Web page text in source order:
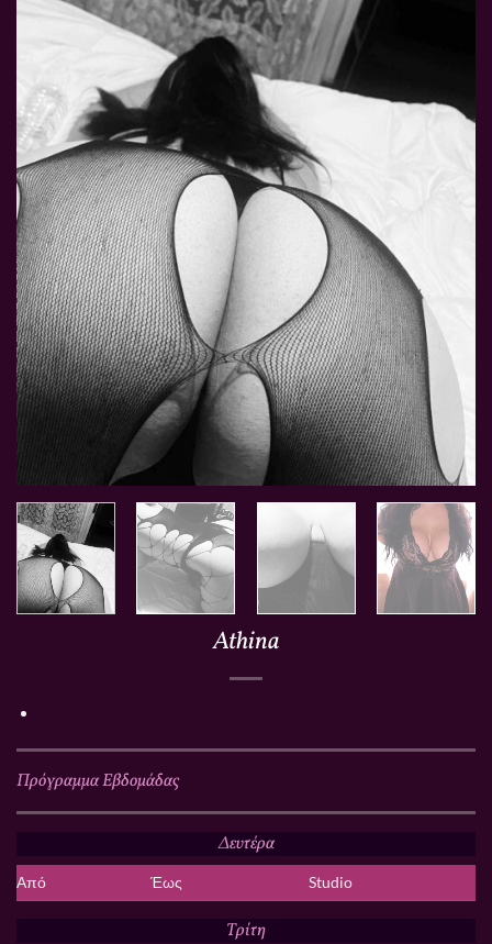
Athina
Πρόγραμμα Εβδομάδας
Δευτέρα
Από Έως Studio
Τρίτη